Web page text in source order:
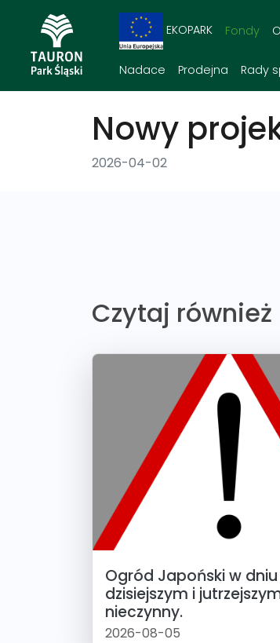
EKOPARK Fondy
Nadace Prodejna Rady
Nowy
2026-04-02
Czytaj również
Ogród Japoński w dniu
dzisiejszym i
nieczynny.
2026-08-05